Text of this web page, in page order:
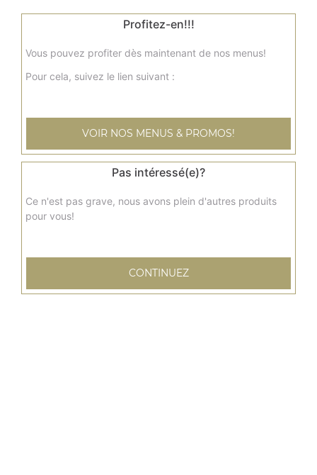
Profitez-en!!!
Vous pouvez profiter dès maintenant de nos menus!
Pour cela, suivez le lien suivant :
VOIR NOS MENUS & PROMOS!
Pas intéressé(e)?
Ce n'est pas grave, nous avons plein d'autres produits
pour vous!
CONTINUEZ